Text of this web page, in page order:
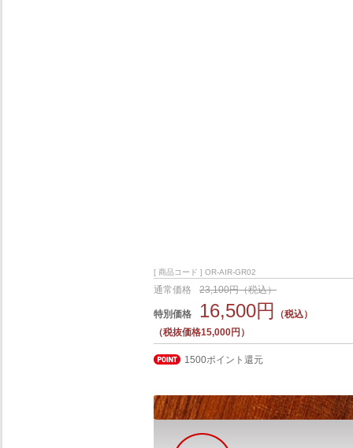
[ 商品コード ] OR-AIR-GR02
通常価格 23,100円（税込）
特別価格 16,500円
（税込）
（税抜価格15,000円）
1500ポイント還元